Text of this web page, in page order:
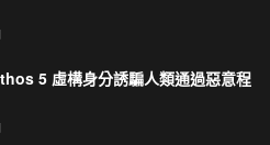
5 虛構身分誘騙人類通過惡意程